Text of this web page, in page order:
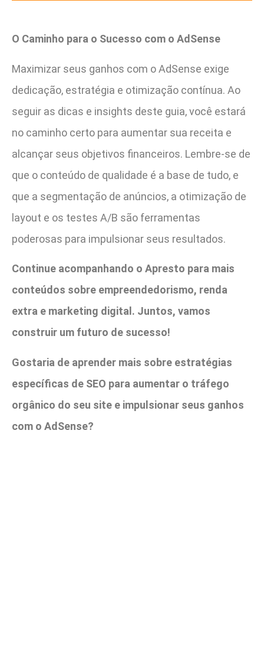
O Caminho para o Sucesso com o AdSense
Maximizar seus ganhos com o AdSense exige
dedicação, estratégia e otimização contínua. Ao
seguir as dicas e insights deste guia, você estará
no caminho certo para aumentar sua receita e
alcançar seus objetivos financeiros. Lembre-se de
que o conteúdo de qualidade é a base de tudo, e
que a segmentação de anúncios, a otimização de
layout e os testes A/B são ferramentas
poderosas para impulsionar seus resultados.
Continue acompanhando o Apresto para mais
conteúdos sobre empreendedorismo, renda
extra e marketing digital. Juntos, vamos
construir um futuro de sucesso!
Gostaria de aprender mais sobre estratégias
específicas de SEO para aumentar o tráfego
orgânico do seu site e impulsionar seus ganhos
com o AdSense?